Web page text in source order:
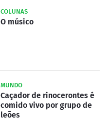
COLUNAS
O músico
MUNDO
Caçador de rinocerontes é
comido vivo por grupo de
leões